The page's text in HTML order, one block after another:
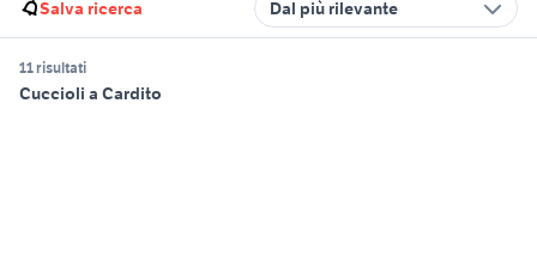
Salva ricerca Dal più rilevante
11 risultati
Cuccioli a Cardito